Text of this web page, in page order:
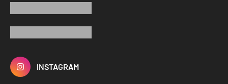
INSTAGRAM